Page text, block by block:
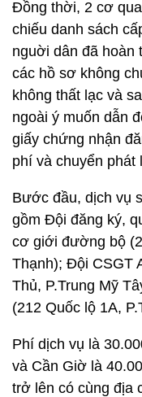
Đồng thời, 2 cơ
chiếu danh sách
nguời dân đã hoàn
các hồ sơ không
không thất lạc và
ngoài ý muốn dẫn
giấy chứng nhận
phí và chuyển phát
Bước đầu, dịch vụ
gồm Đội đăng ký,
cơ giới đường bộ
Thạnh); Đội CSGT
Thủ, P.Trung Mỹ
(212 Quốc lộ 1A,
Phí dịch vụ là
và Cần Giờ là
trở lên có cùng địa